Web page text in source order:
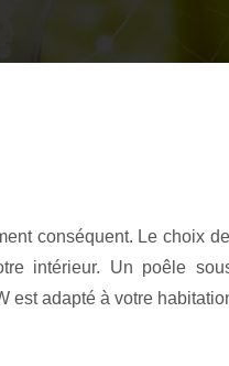
conséquent. Le choix
intérieur. Un poêle
est adapté à votre